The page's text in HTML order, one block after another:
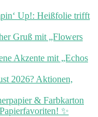
Up!: Heißfolie trifft
Gruß mit „Flowers
Akzente mit „Echos
2026? Aktionen,
& Farbkarton
✨